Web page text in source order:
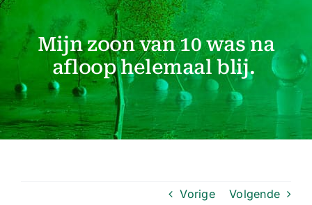
Mijn zoon van 10 was na
afloop helemaal blij.
Vorige Volgende